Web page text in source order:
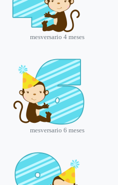
mesversario 4 meses
mesversario 6 meses